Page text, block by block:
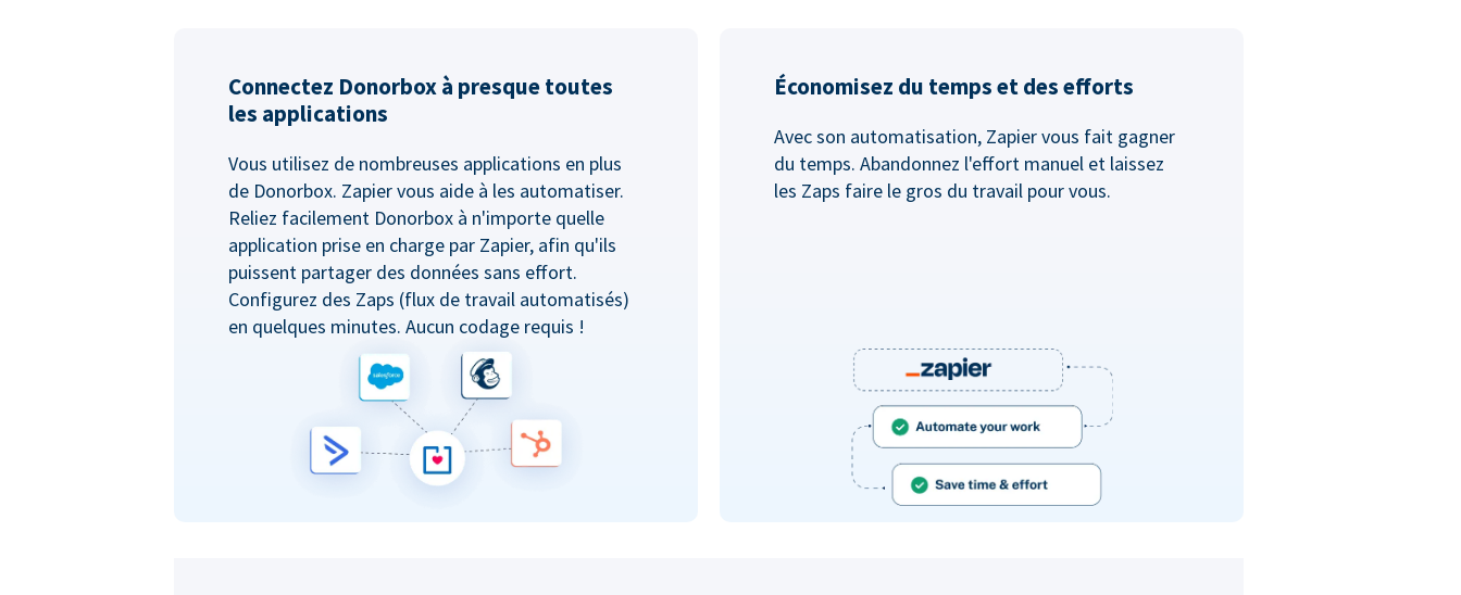
Connectez Donorbox à presque toutes
les applications
Vous utilisez de nombreuses applications en plus
de Donorbox. Zapier vous aide à les automatiser.
Reliez facilement Donorbox à n'importe quelle
application prise en charge par Zapier, afin qu'ils
puissent partager des données sans effort.
Configurez des Zaps (flux de travail automatisés)
en quelques minutes. Aucun codage requis !
Économisez du temps et des efforts
Avec son automatisation, Zapier vous fait gagner
du temps. Abandonnez l'effort manuel et laissez
les Zaps faire le gros du travail pour vous.